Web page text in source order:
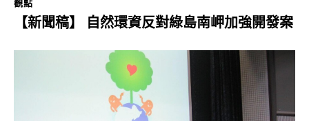
觀點
【新聞稿】 自然環資反對綠島南岬加強開發案